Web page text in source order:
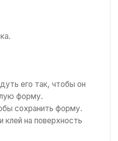
его так, чтобы он
форму.
сохранить форму.
клей на поверхность